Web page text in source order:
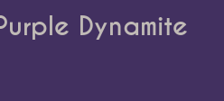
Dynamite